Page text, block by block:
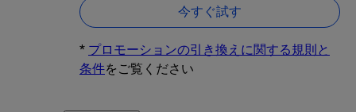
今すぐ試す
* プロモーションの引き換えに関する規則と
条件をご覧ください